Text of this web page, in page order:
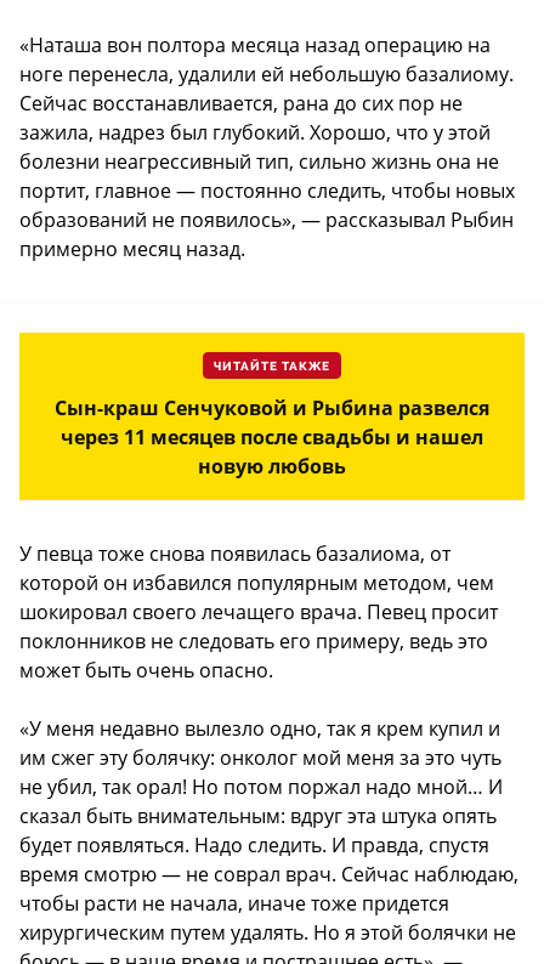
«Наташа вон полтора месяца назад операцию на
ноге перенесла, удалили ей небольшую базалиому.
Сейчас восстанавливается, рана до сих пор не
зажила, надрез был глубокий. Хорошо, что у этой
болезни неагрессивный тип, сильно жизнь она не
портит, главное — постоянно следить, чтобы новых
образований не появилось», — рассказывал Рыбин
примерно месяц назад.
ЧИТАЙТЕ ТАКЖЕ
Сын-краш Сенчуковой и Рыбина развелся
через 11 месяцев после свадьбы и нашел
новую любовь
У певца тоже снова появилась базалиома, от
которой он избавился популярным методом, чем
шокировал своего лечащего врача. Певец просит
поклонников не следовать его примеру, ведь это
может быть очень опасно.
«У меня недавно вылезло одно, так я крем купил и
им сжег эту болячку: онколог мой меня за это чуть
не убил, так орал! Но потом поржал надо мной… И
сказал быть внимательным: вдруг эта штука опять
будет появляться. Надо следить. И правда, спустя
время смотрю — не соврал врач. Сейчас наблюдаю,
чтобы расти не начала, иначе тоже придется
хирургическим путем удалять. Но я этой болячки не